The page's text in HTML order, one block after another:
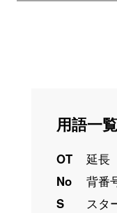
用語一覧
OT
延長
No
背番
S
スタ